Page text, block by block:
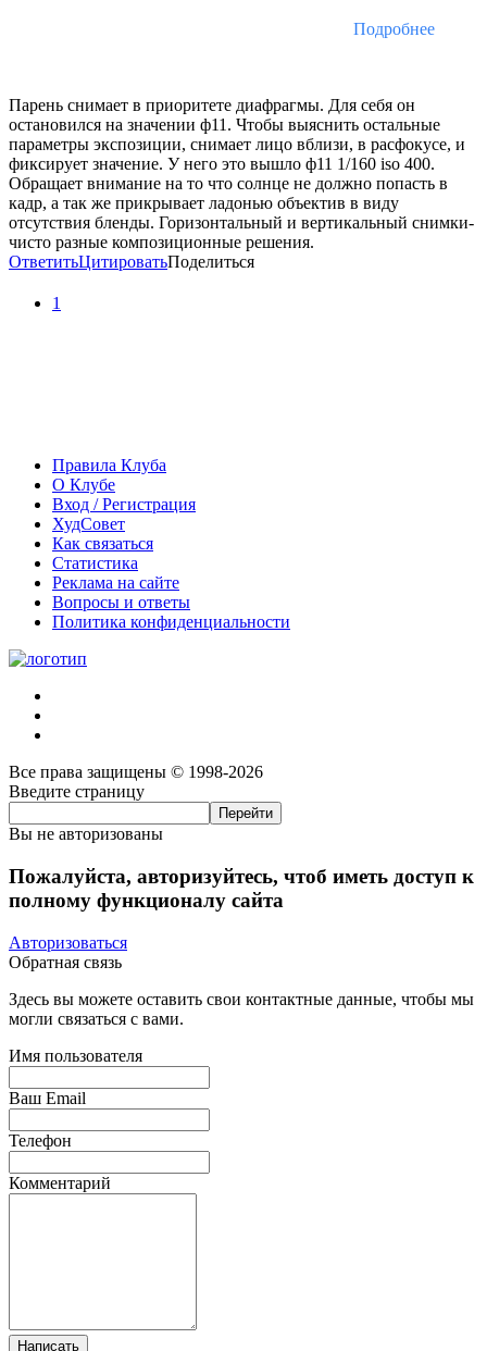
Подробнее
Парень снимает в приоритете диафрагмы. Для себя он
остановился на значении ф11. Чтобы выяснить остальные
параметры экспозиции, снимает лицо вблизи, в расфокусе, и
фиксирует значение. У него это вышло ф11 1/160 iso 400.
Обращает внимание на то что солнце не должно попасть в
кадр, а так же прикрывает ладонью объектив в виду
отсутствия бленды. Горизонтальный и вертикальный снимки-
чисто разные композиционные решения.
ОтветитьЦитироватьПоделиться
1
Правила Клуба
О Клубе
Вход / Регистрация
ХудСовет
Как связаться
Статистика
Реклама на сайте
Вопросы и ответы
Политика конфиденциальности
Все права защищены © 1998-2026
Введите страницу
Вы не авторизованы
Пожалуйста, авторизуйтесь, чтоб иметь доступ к
полному функционалу сайта
Авторизоваться
Обратная связь
Здесь вы можете оставить свои контактные данные, чтобы мы
могли связаться с вами.
Имя пользователя
Ваш Email
Телефон
Комментарий
Написать